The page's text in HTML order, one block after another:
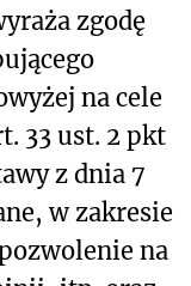
zgodę
na cele
33 ust. 2 pkt
z dnia 7
w zakresie
na